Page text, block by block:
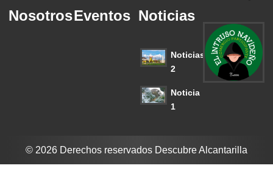
NosotrosEventos Noticias
Noticias
2
Noticia
1
© 2026 Derechos reservados Descubre Alcantarilla